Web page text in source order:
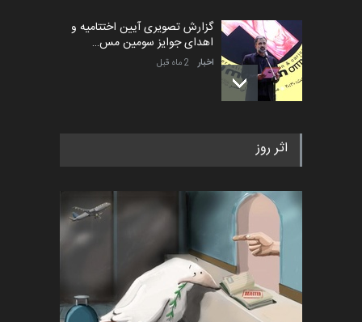
گزارش تصویری آیین اختتامیه و
اهدای جوایز سومین مس…
اخبار 2 ماه قبل
به یاد اردوغان باشول (۱۹۳۶–
اخبار 2 ماه قبل
رویداد کارگاهی کارتون و پوستر
«ایران سربلند» به ا…
اخبار 6 ماه قبل
اثر روز